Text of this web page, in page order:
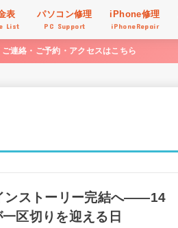
表
List
パソコン修理
PC Support
iPhone修理
iPhoneRepair
ご連絡・ご予約・アクセスはこちら
ンストーリー完結へ――14
区切りを迎える日